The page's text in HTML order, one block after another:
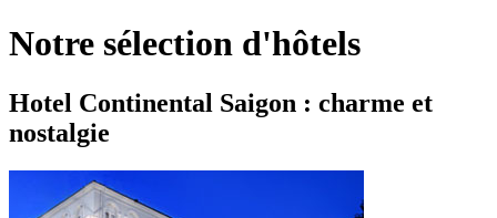
Notre sélection d'hôtels
Hotel Continental Saigon : charme et
nostalgie